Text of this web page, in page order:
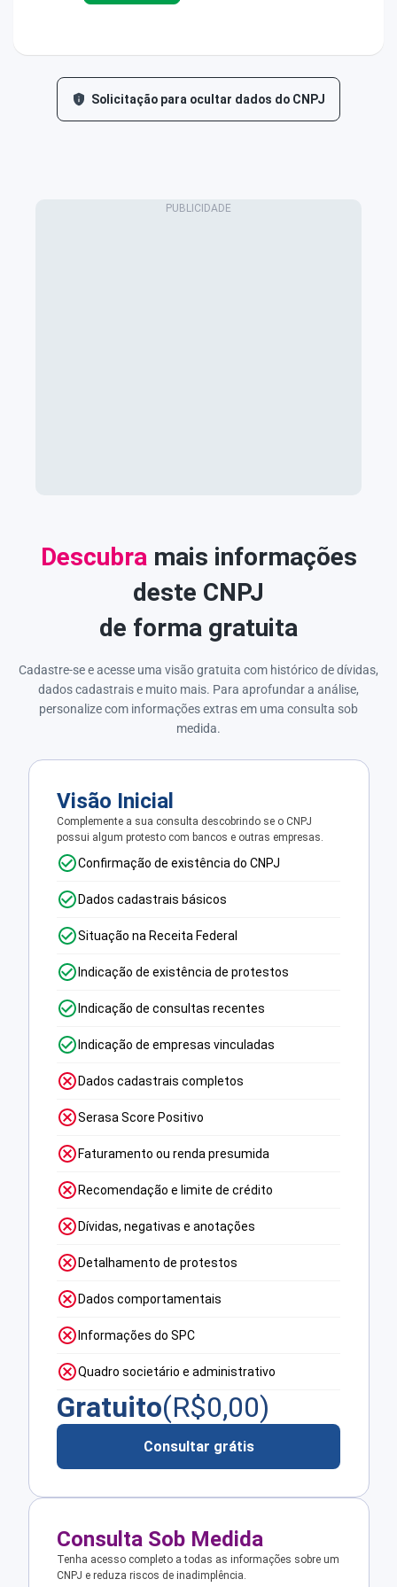
Solicitação para ocultar dados do CNPJ
Descubramais informações
deste CNPJ
de forma gratuita
Cadastre-se e acesse uma visão gratuita com histórico de dívidas,
dados cadastrais e muito mais. Para aprofundar a análise,
personalize com informações extras em uma consulta sob
medida.
Visão Inicial
Complemente a sua consulta descobrindo se o CNPJ
possui algum protesto com bancos e outras empresas.
Confirmação de existência do CNPJ
Dados cadastrais básicos
Situação na Receita Federal
Indicação de existência de protestos
Indicação de consultas recentes
Indicação de empresas vinculadas
Dados cadastrais completos
Serasa Score Positivo
Faturamento ou renda presumida
Recomendação e limite de crédito
Dívidas, negativas e anotações
Detalhamento de protestos
Dados comportamentais
Informações do SPC
Quadro societário e administrativo
Gratuito(R$0,00)
Consultar grátis
Consulta Sob Medida
Tenha acesso completo a todas as informações sobre um
CNPJ e reduza riscos de inadimplência.